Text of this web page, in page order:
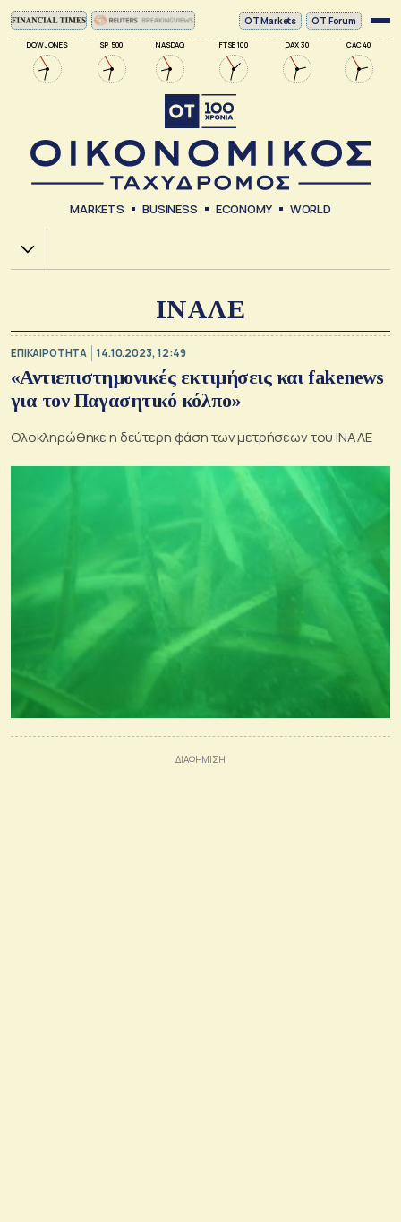
DOW JONES SP 500 NASDAQ FTSE 100 DAX 30 CAC 40
ΟΤ Markets OT Forum
MARKETS BUSINESS ECONOMY WORLD
Χ.Α.
ΙΝΑΛΕ
ΕΠΙΚΑΙΡΟΤΗΤΑ 14.10.2023, 12:49
«Αντιεπιστημονικές εκτιμήσεις και fakenews
για τον Παγασητικό κόλπο»
Ολοκληρώθηκε η δεύτερη φάση των μετρήσεων του ΙΝΑΛΕ